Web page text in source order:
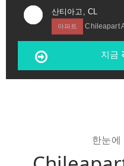
산티아고, CL
아파트 Chileapart
지금
한눈에